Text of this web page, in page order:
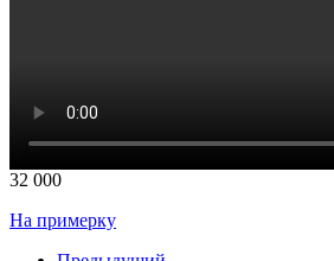
32 000
На примерку